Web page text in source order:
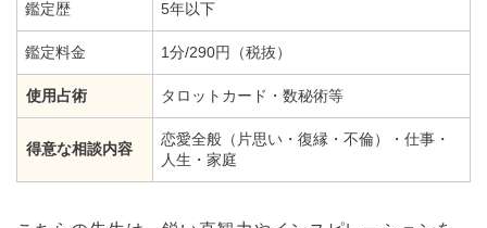
鑑定歴 5年以下
鑑定料金 1分/290円（税抜）
使用占術 タロットカード・数秘術等
得意な相談内容
恋愛全般（片思い・復縁・不倫）・仕事・
人生・家庭